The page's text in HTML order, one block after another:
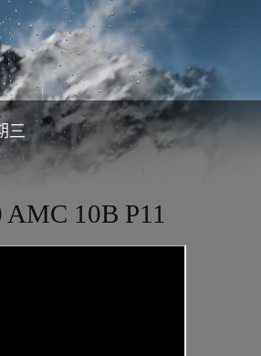
三
AMC 10B P11